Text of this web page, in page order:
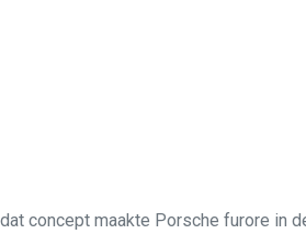
concept maakte Porsche furore in